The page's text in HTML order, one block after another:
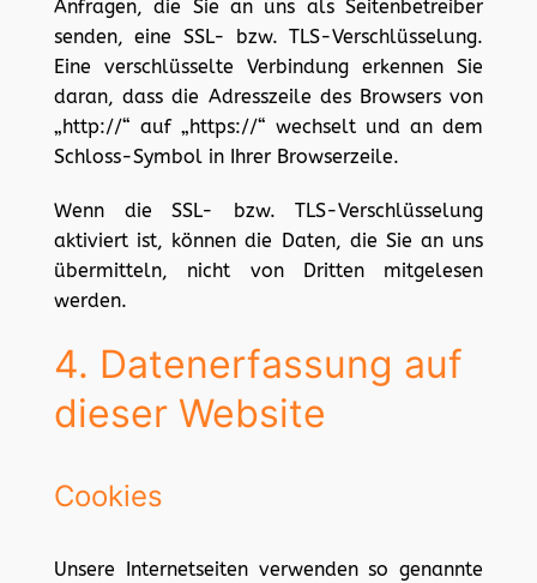
Anfragen, die Sie an uns als Seitenbetreiber
senden, eine SSL- bzw. TLS-Verschlüsselung.
Eine verschlüsselte Verbindung erkennen Sie
daran, dass die Adresszeile des Browsers von
„http://“ auf „https://“ wechselt und an dem
Schloss-Symbol in Ihrer Browserzeile.
Wenn die SSL- bzw. TLS-Verschlüsselung
aktiviert ist, können die Daten, die Sie an uns
übermitteln, nicht von Dritten mitgelesen
werden.
4. Datenerfassung auf
dieser Website
Cookies
Unsere Internetseiten verwenden so genannte